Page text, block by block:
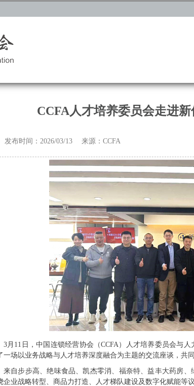
CCFA人才培养委员会走进
发布时间：2026/03/13 来源：CCFA
3月11日，中国连锁经营协会（CCFA）人才培养委员会与
一场以业务战略与人才培养深度融合为主题的交流座谈，共
来自步步高、绝味食品、凯杰零消、福奈特、益丰大药房
企业战略转型、商品力打造、人才梯队建设及数字化赋能等